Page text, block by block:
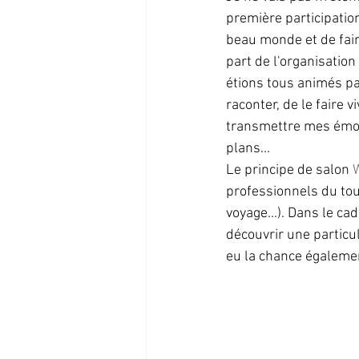
première
beau monde et de
part de
étions tous animés
raconter, de le faire
transmettre mes
plans...
Le principe de salon
professionnels du
voyage...). Dans le
découvrir une
eu la chance